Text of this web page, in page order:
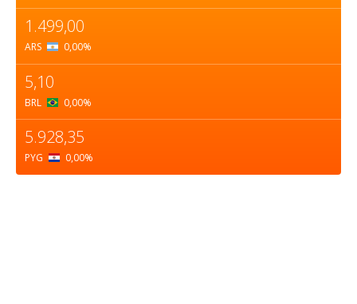
1.499,00
ARS 0,00%
5,10
BRL 0,00%
5.928,35
PYG 0,00%